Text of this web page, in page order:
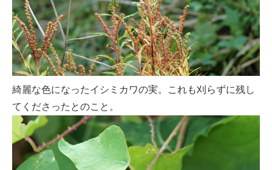
綺麗な色になったイシミカワの実。これも刈らずに残し
てくださったとのこと。